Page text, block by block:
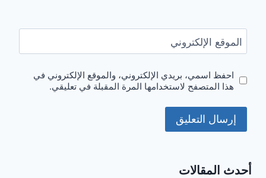
الموقع الإلكتروني
احفظ اسمي، بريدي الإلكتروني، والموقع الإلكتروني في
هذا المتصفح لاستخدامها المرة المقبلة في تعليقي.
أحدث المقالات